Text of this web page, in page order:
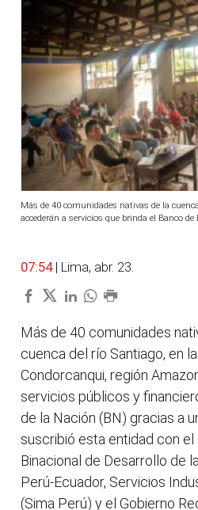
Más de 40 comunidades nativas de la
accederán a servicios que brinda el Banco
07:54 | Lima, abr. 23.
Más de 40 comunidades
cuenca del río Santiago, en
Condorcanqui, región
servicios públicos y
de la Nación (BN) gracias a
suscribió esta entidad con
Binacional de Desarrollo de
Perú-Ecuador, Servicios
(Sima Perú) y el Gobierno